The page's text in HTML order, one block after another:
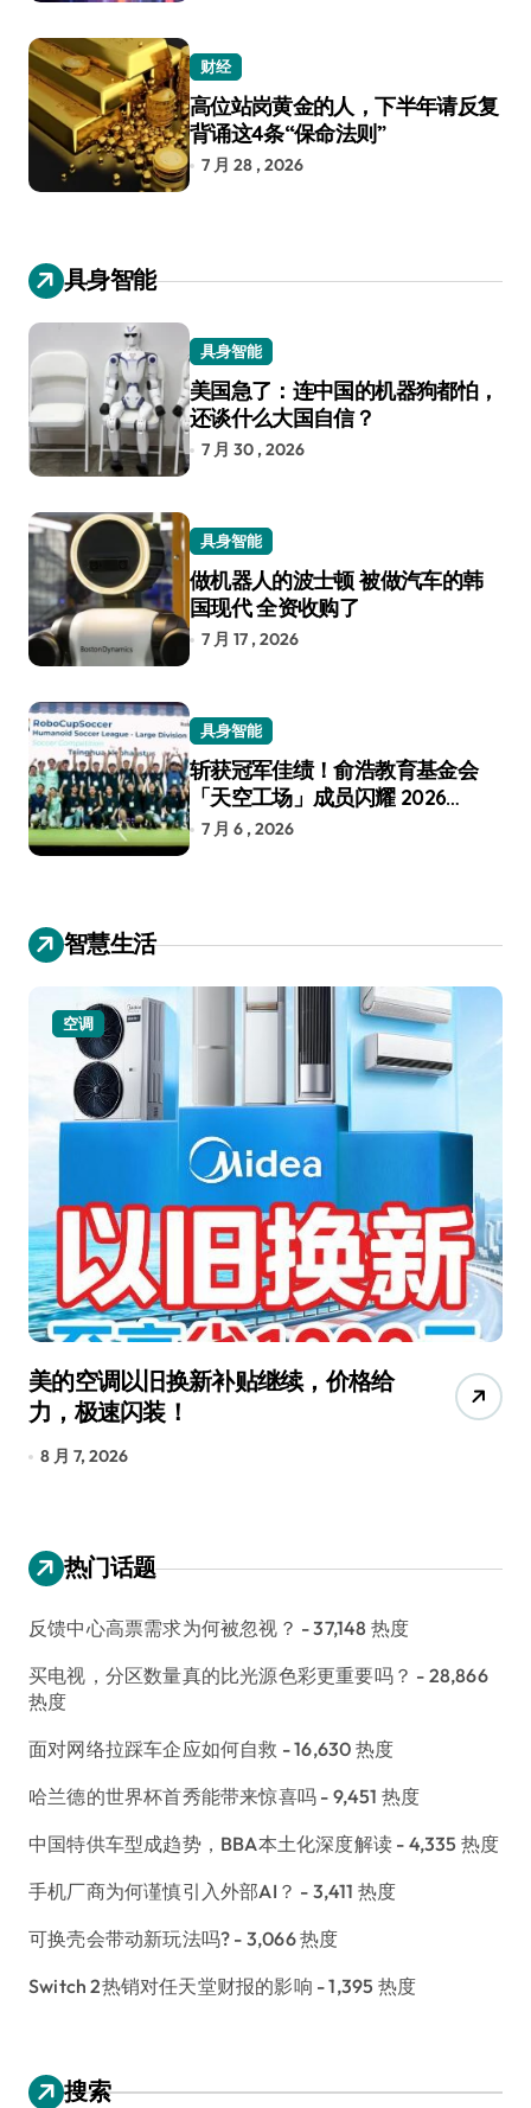
财经
高位站岗黄金的人，下半年请反复
背诵这4条“保命法则”
7 月 28 , 2026
具身智能
具身智能
美国急了：连中国的机器狗都怕，
还谈什么大国自信？
7 月 30 , 2026
具身智能
做机器人的波士顿 被做汽车的韩
国现代 全资收购了
7 月 17 , 2026
具身智能
斩获冠军佳绩！俞浩教育基金会
「天空工场」成员闪耀 2026
RoboCup 机器人世界杯
7 月 6 , 2026
智慧生活
空调
美的空调以旧换新补贴继续，价格给
力，极速闪装！
8 月 7, 2026
热门话题
反馈中心高票需求为何被忽视？ - 37,148 热度
买电视，分区数量真的比光源色彩更重要吗？ - 28,866
热度
面对网络拉踩车企应如何自救 - 16,630 热度
哈兰德的世界杯首秀能带来惊喜吗 - 9,451 热度
中国特供车型成趋势，BBA本土化深度解读 - 4,335 热度
手机厂商为何谨慎引入外部AI？ - 3,411 热度
可换壳会带动新玩法吗? - 3,066 热度
Switch 2热销对任天堂财报的影响 - 1,395 热度
搜索